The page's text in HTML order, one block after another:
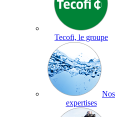
Tecofi, le groupe
Nos
expertises